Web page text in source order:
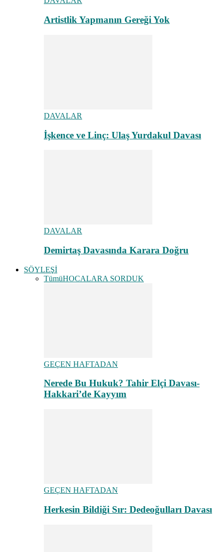
Artistlik Yapmanın Gereği Yok
DAVALAR
İşkence ve Linç: Ulaş Yurdakul Davası
DAVALAR
Demirtaş Davasında Karara Doğru
SÖYLEŞİ
TümüHOCALARA SORDUK
GEÇEN HAFTADAN
Nerede Bu Hukuk? Tahir Elçi Davası-
Hakkari’de Kayyım
GEÇEN HAFTADAN
Herkesin Bildiği Sır: Dedeoğulları Davası